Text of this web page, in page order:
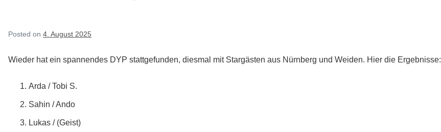
Posted on 4. August 2025
Wieder hat ein spannendes DYP stattgefunden, diesmal mit Stargästen aus Nürnberg und Weiden. Hier die Ergebnisse:
Arda / Tobi S.
Sahin / Ando
Lukas / (Geist)